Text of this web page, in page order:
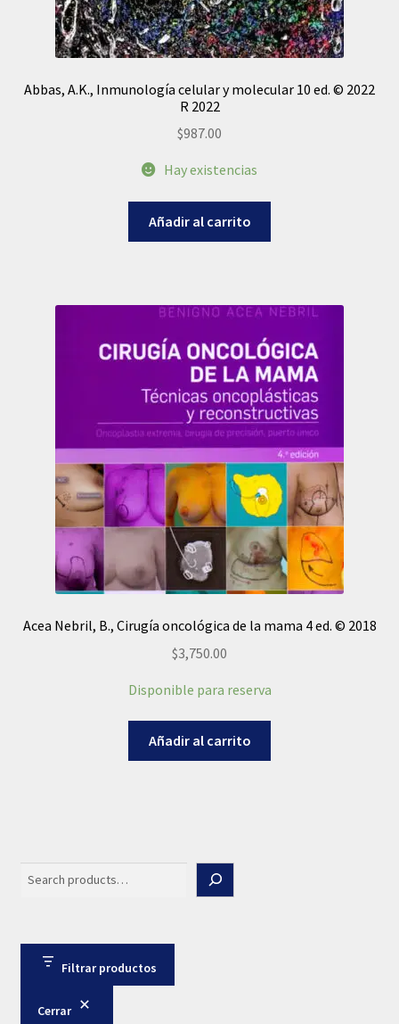
Abbas, A.K., Inmunología celular y molecular 10 ed. © 2022
R 2022
$987.00
Hay existencias
Añadir al carrito
Acea Nebril, B., Cirugía oncológica de la mama 4 ed. © 2018
$3,750.00
Disponible para reserva
Añadir al carrito
Filtrar productos
Cerrar